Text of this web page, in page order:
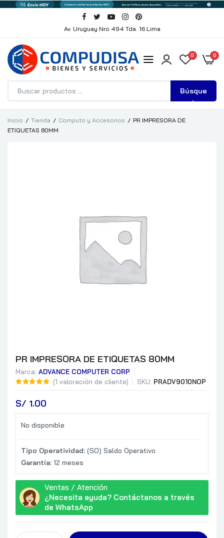
Av. Uruguay Nro 494 Tda. 16 Lima
Búsque
da
0 0
Inicio Tienda Computo y Accesorios
PR IMPRESORA DE
ETIQUETAS 80MM
PR IMPRESORA DE ETIQUETAS 80MM
Marca: ADVANCE COMPUTER CORP
(1 valoración de cliente) SKU: PRADV9010NOP
S/ 1.00
No disponible
Tipo Operatividad: (SO) Saldo Operativo
Garantía: 12 meses
Ventas / Atención
¿Necesita ayuda? Contáctanos a través
de WhatsApp